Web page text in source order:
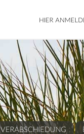
HIER
VERABSCHIEDUNG